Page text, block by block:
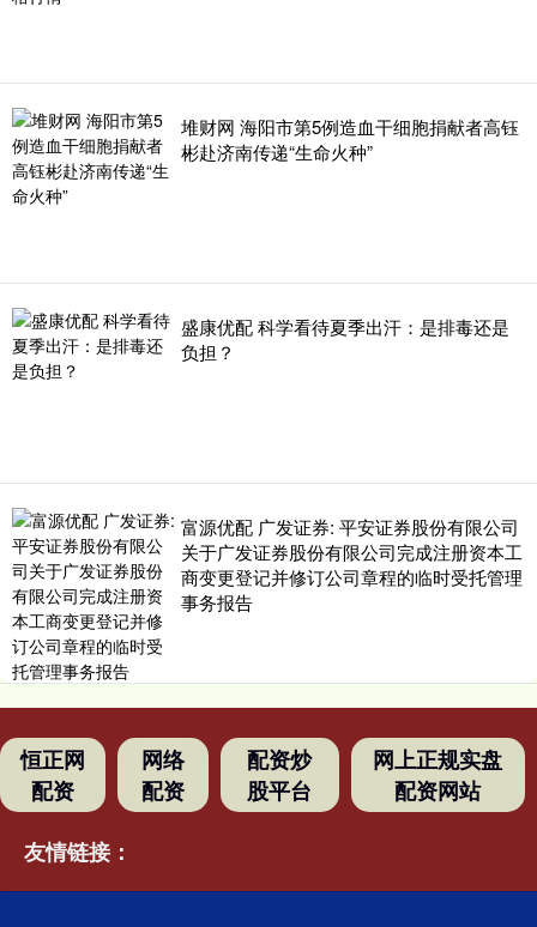
堆财网 海阳市第5例造血干细胞捐献者高钰
彬赴济南传递“生命火种”
盛康优配 科学看待夏季出汗：是排毒还是
负担？
富源优配 广发证券: 平安证券股份有限公司
关于广发证券股份有限公司完成注册资本工
商变更登记并修订公司章程的临时受托管理
事务报告
恒正网
配资
网络
配资
配资炒
股平台
网上正规实盘
配资网站
友情链接：